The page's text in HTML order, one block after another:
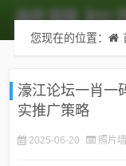
您现在的位置：
濠江论坛一肖一
实推广策略
2025-06-20 照片墙